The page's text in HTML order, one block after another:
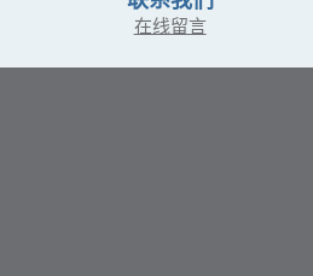
在线留言